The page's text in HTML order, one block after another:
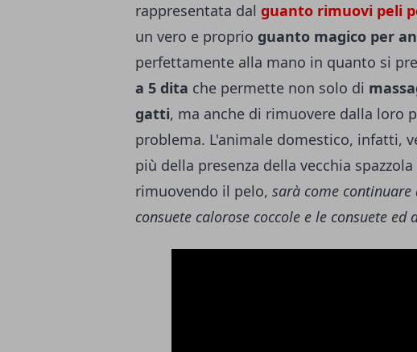
rappresentata dal guanto rimuovi peli
un vero e proprio guanto magico per
perfettamente alla mano in quanto si
a 5 dita che permette non solo di
gatti, ma anche di rimuovere dalla loro
problema. L'animale domestico, infatti,
più della presenza della vecchia
rimuovendo il pelo, sarà come
consuete calorose coccole e le consuete ed